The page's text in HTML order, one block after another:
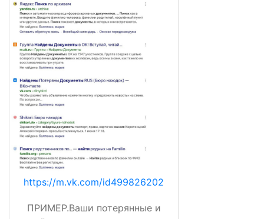
https://m.vk.com/id499826202
ПРИМЕР.Ваши потерянные и